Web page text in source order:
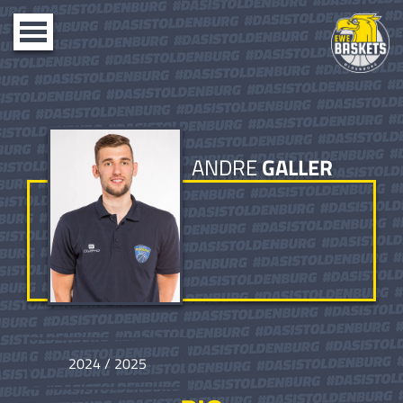
Toggle
navigation
ANDREGALLER
2024 / 2025